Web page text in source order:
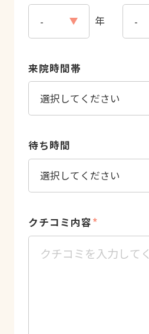
年
来院時間帯
待ち時間
クチコミ内容*